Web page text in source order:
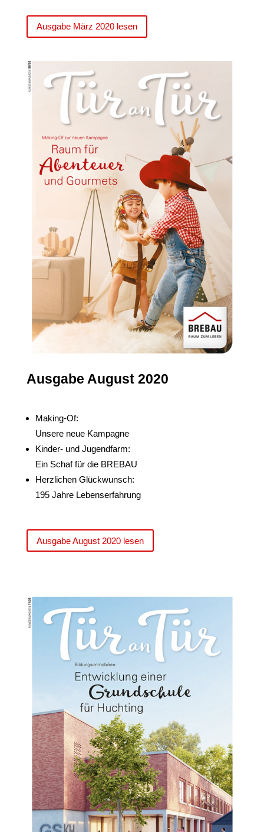
Ausgabe März 2020 lesen
Ausgabe August 2020
Making-Of:
Unsere neue Kampagne
Kinder- und Jugendfarm:
Ein Schaf für die BREBAU
Herzlichen Glückwunsch:
195 Jahre Lebenserfahrung
Ausgabe August 2020 lesen